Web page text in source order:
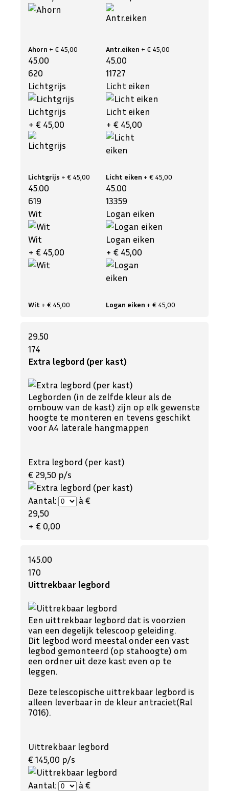
Ahorn + € 45,00 Antr.eiken + € 45,00
45.00
620
Lichtgrijs
Lichtgrijs
+ € 45,00
Lichtgrijs + € 45,00
45.00
11727
Licht eiken
Licht eiken
+ € 45,00
Licht eiken + € 45,00
45.00
619
Wit
Wit
+ € 45,00
Wit + € 45,00
45.00
13359
Logan eiken
Logan eiken
+ € 45,00
Logan eiken + € 45,00
29.50
174
Extra legbord (per kast)
Legborden (in de zelfde kleur als de
ombouw van de kast) zijn op elk gewenste
hoogte te monteren en tevens geschikt
voor A4 laterale hangmappen
Extra legbord (per kast)
€ 29,50 p/s
Aantal:
à €
29,50
+ € 0,00
145.00
170
Uittrekbaar legbord
Een uittrekbaar legbord dat is voorzien
van een degelijk telescoop geleiding.
Dit legbod word meestal onder een vast
legbod gemonteerd (op stahoogte) om
een ordner uit deze kast even op te
leggen.
Deze telescopische uittrekbaar legbord is
alleen leverbaar in de kleur antraciet(Ral
7016).
Uittrekbaar legbord
€ 145,00 p/s
Aantal: à €